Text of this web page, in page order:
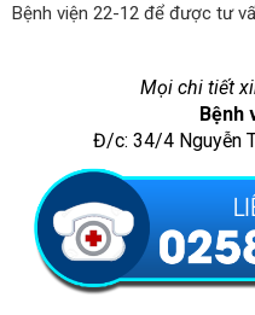
Bệnh viện 22-12 để được tư
Mọi chi tiết
Bệnh
Đ/c: 34/4 Nguyễn